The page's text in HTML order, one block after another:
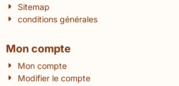
Sitemap
conditions générales
Mon compte
Mon compte
Modifier le compte